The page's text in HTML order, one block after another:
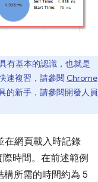
有基本的認識，也就是
速複習，請參閱 Chrome
的新手，請參閱開發人員
在網頁載入時記錄
時間。在前述範例
所需的時間約為 5